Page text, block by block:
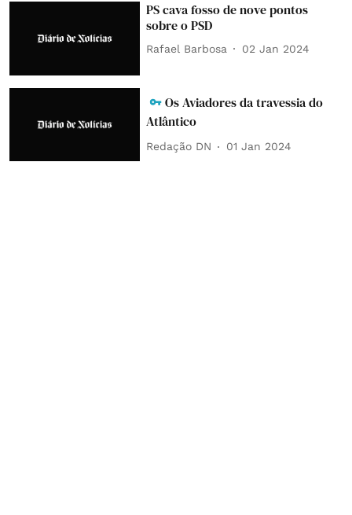
PS cava fosso de nove pontos
sobre o PSD
Rafael Barbosa 02 Jan 2024
Os Aviadores da travessia do
Atlântico
Redação DN 01 Jan 2024